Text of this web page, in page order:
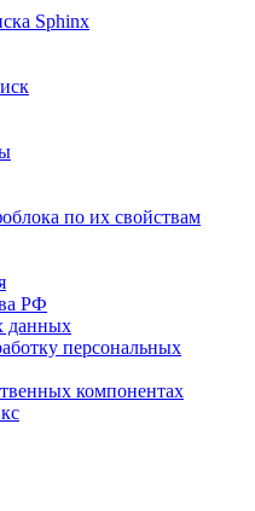
Sphinx
по их свойствам
РФ
данных
персональных
компонентах